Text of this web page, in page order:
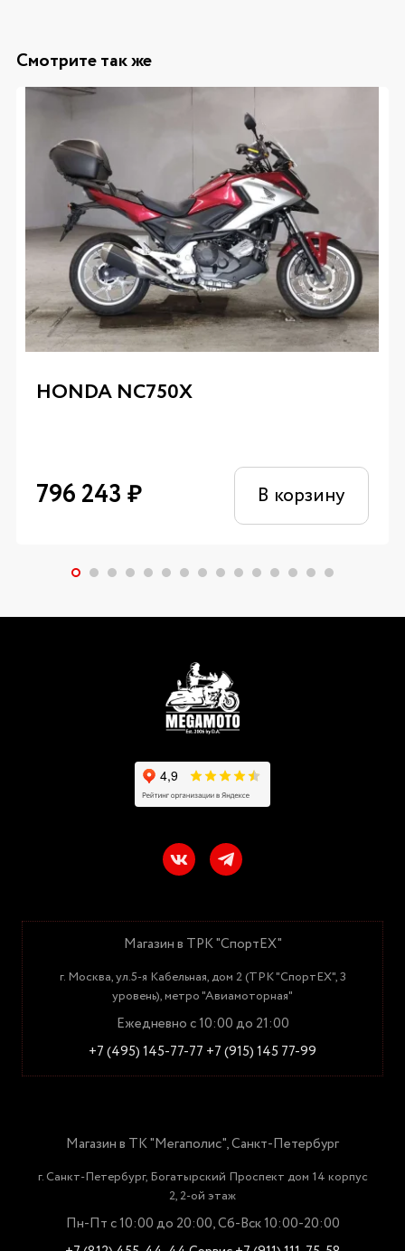
Смотрите так же
HONDA NC750X
796 243 ₽ В корзину
Магазин в ТРК "СпортЕХ"
г. Москва, ул.5-я Кабельная, дом 2 (ТРК "СпортЕХ", 3
уровень), метро "Авиамоторная"
Ежедневно с 10:00 до 21:00
+7 (495) 145-77-77 +7 (915) 145 77-99
Магазин в ТК "Мегаполис", Санкт-Петербург
г. Санкт-Петербург, Богатырский Проспект дом 14 корпус
2, 2-ой этаж
Пн-Пт с 10:00 до 20:00, Сб-Вск 10:00-20:00